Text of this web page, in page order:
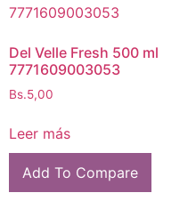
Del Velle Fresh 500 ml
7771609003053
Bs.5,00
Leer más
Add To Compare